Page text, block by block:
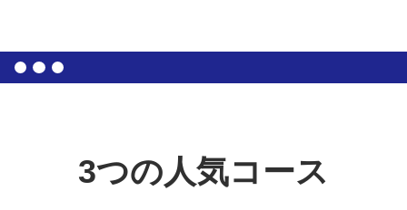
3つの人気コース